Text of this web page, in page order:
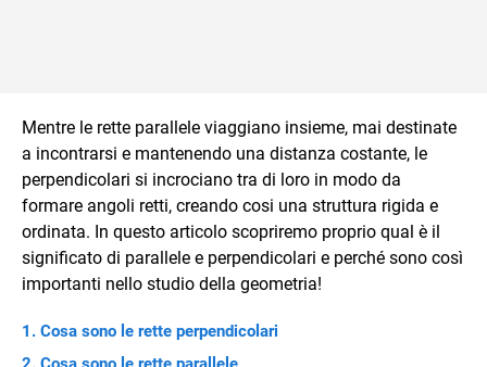
Mentre le rette parallele viaggiano insieme, mai destinate
a incontrarsi e mantenendo una distanza costante, le
perpendicolari si incrociano tra di loro in modo da
formare angoli retti, creando cosi una struttura rigida e
ordinata. In questo articolo scopriremo proprio qual è il
significato di parallele e perpendicolari e perché sono così
importanti nello studio della geometria!
Cosa sono le rette perpendicolari